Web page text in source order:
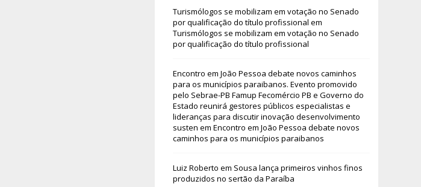
Turismólogos se mobilizam em votação no Senado
por qualificação do título profissional em
Turismólogos se mobilizam em votação no Senado
por qualificação do título profissional
Encontro em João Pessoa debate novos caminhos
para os municípios paraibanos. Evento promovido
pelo Sebrae-PB Famup Fecomércio PB e Governo do
Estado reunirá gestores públicos especialistas e
lideranças para discutir inovação desenvolvimento
susten em Encontro em João Pessoa debate novos
caminhos para os municípios paraibanos
Luiz Roberto em Sousa lança primeiros vinhos finos
produzidos no sertão da Paraíba